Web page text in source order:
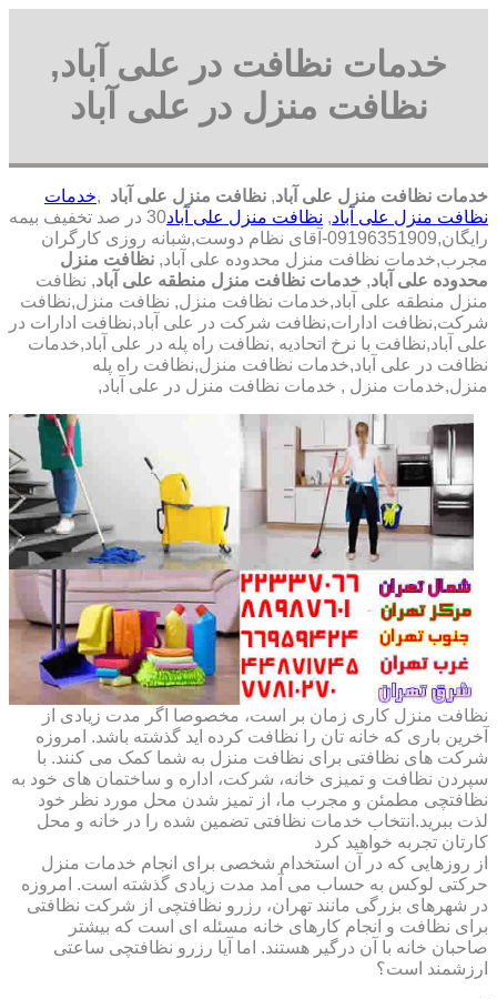
خدمات نظافت در علی آباد,
نظافت منزل در علی آباد
خدمات نظافت منزل علی آباد, نظافت منزل علی آباد ,خدمات
نظافت منزل علی آباد, نظافت منزل علی آباد
30 در صد تخفیف بیمه
رایگان,09196351909-آقای نظام دوست,شبانه روزی کارگران
مجرب,خدمات نظافت منزل محدوده علی آباد, نظافت منزل
محدوده علی آباد, خدمات نظافت منزل منطقه علی آباد, نظافت
منزل منطقه علی آباد,خدمات نظافت منزل, نظافت منزل,نظافت
شرکت,نظافت ادارات,نظافت شرکت در علی آباد,نظافت ادارات در
علی آباد,نظافت با نرخ اتحادیه ,نظافت راه پله در علی آباد,خدمات
نظافت در علی آباد,خدمات نظافت منزل,نظافت راه پله
منزل,خدمات منزل , خدمات نظافت منزل در علی آباد,
نظافت منزل کاری زمان بر است، مخصوصا اگر مدت زیادی از
آخرین باری که خانه تان را نظافت کرده اید گذشته باشد. امروزه
شرکت های نظافتی برای نظافت منزل به شما کمک می کنند. با
سپردن نظافت و تمیزی خانه، شرکت، اداره و ساختمان های خود به
نظافتچی مطمئن و مجرب ما، از تمیز شدن محل مورد نظر خود
لذت ببرید.انتخاب خدمات نظافتی تضمین شده را در خانه و محل
کارتان تجربه خواهید کرد
از روزهایی که در آن استخدام شخصی برای انجام خدمات منزل
حرکتی لوکس به حساب می آمد مدت زیادی گذشته است. امروزه
در شهرهای بزرگی مانند تهران، رزرو نظافتچی از شرکت نظافتی
برای نظافت و انجام کارهای خانه مسئله ای است که بیشتر
صاحبان خانه با آن درگیر هستند. اما آیا رزرو نظافتچی ساعتی
ارزشمند است؟